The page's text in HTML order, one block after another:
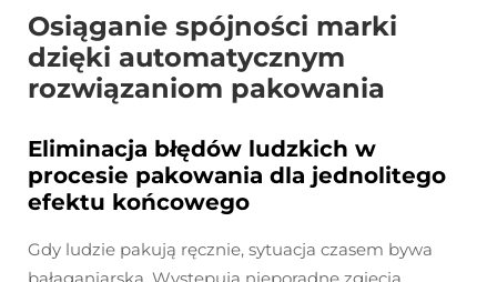
Osiąganie spójności marki
dzięki automatycznym
rozwiązaniom pakowania
Eliminacja błędów ludzkich w
procesie pakowania dla jednolitego
efektu końcowego
Gdy ludzie pakują ręcznie, sytuacja czasem bywa